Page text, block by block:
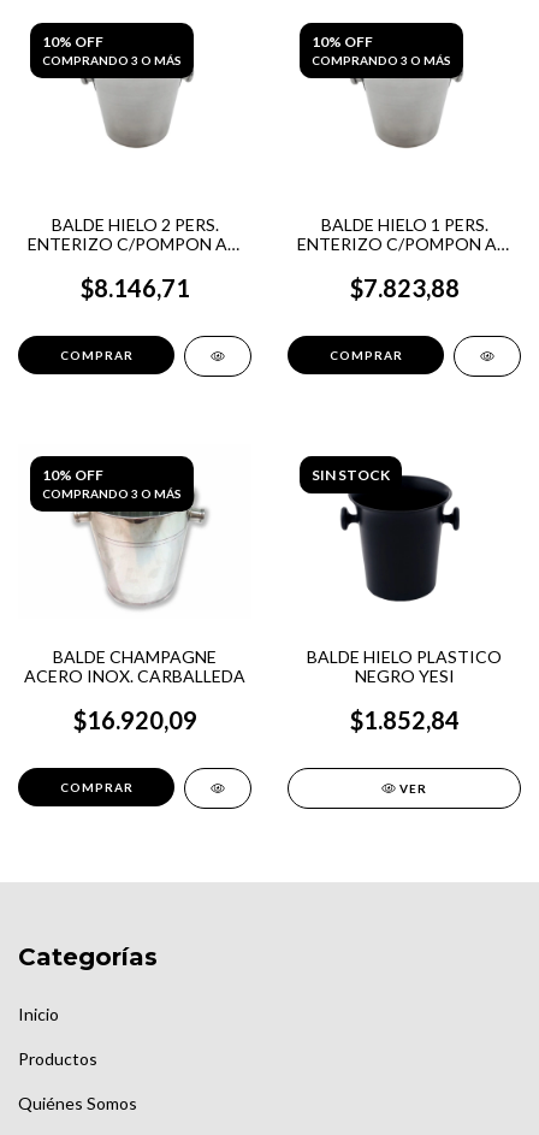
10% OFF
COMPRANDO 3 O MÁS
BALDE HIELO 2 PERS.
ENTERIZO C/POMPON AC.
$8.146,71
10% OFF
COMPRANDO 3 O MÁS
BALDE HIELO 1 PERS.
ENTERIZO C/POMPON AC.
$7.823,88
10% OFF
COMPRANDO 3 O MÁS
BALDE CHAMPAGNE
ACERO INOX. CARBALLEDA
$16.920,09
SIN STOCK
BALDE HIELO PLASTICO
NEGRO YESI
$1.852,84
VER
Categorías
Inicio
Productos
Quiénes Somos